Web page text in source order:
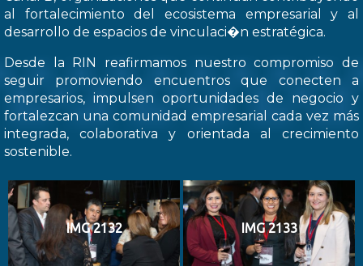
al fortalecimiento del ecosistema empresarial y al
desarrollo de espacios de vinculaci�n estratégica.
Desde la RIN reafirmamos nuestro compromiso de
seguir promoviendo encuentros que conecten a
empresarios, impulsen oportunidades de negocio y
fortalezcan una comunidad empresarial cada vez más
integrada, colaborativa y orientada al crecimiento
sostenible.
IMG 2132 IMG 2133